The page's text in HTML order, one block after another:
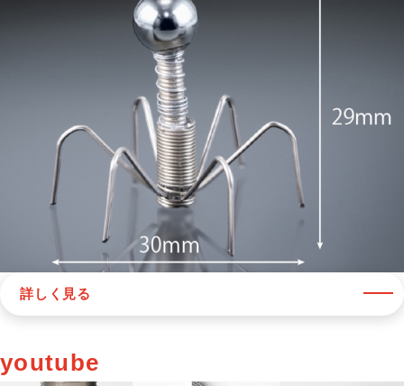
詳しく見る
youtube